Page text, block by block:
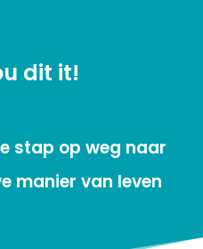
dit it!
stap op weg naar
manier van leven